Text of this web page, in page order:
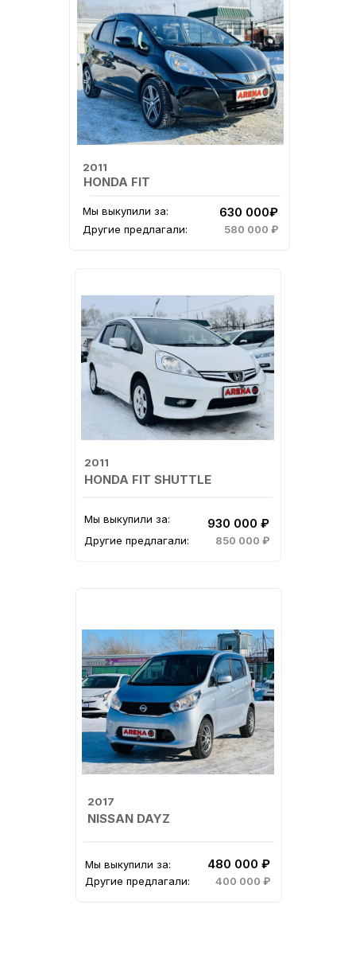
2011
HONDA FIT
Мы выкупили за: 630 000₽
580 000 ₽
Другие предлагали:
HONDA FIT SHUTTLE
Мы выкупили за:
2011
Другие предлагали:
930 000 ₽
850 000 ₽
2017
NISSAN DAYZ
Мы выкупили за:
Другие предлагали:
480 000 ₽
400 000 ₽